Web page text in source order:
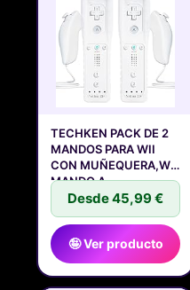
TECHKEN PACK DE 2
MANDOS PARA WII
CON MUÑEQUERA,WII
MANDO A
Desde 45,99 €
🤪 Ver producto